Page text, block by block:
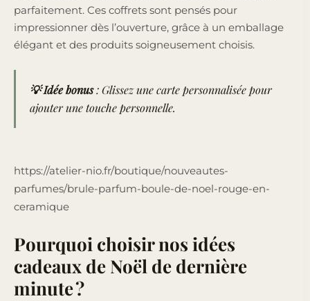
parfaitement. Ces coffrets sont pensés pour
impressionner dès l’ouverture, grâce à un emballage
élégant et des produits soigneusement choisis.
💡Idée bonus: Glissez une carte personnalisée pour
ajouter une touche personnelle.
https://atelier-nio.fr/boutique/nouveautes-
parfumes/brule-parfum-boule-de-noel-rouge-en-
ceramique
Pourquoi choisir nos idées
cadeaux de Noël de dernière
minute ?